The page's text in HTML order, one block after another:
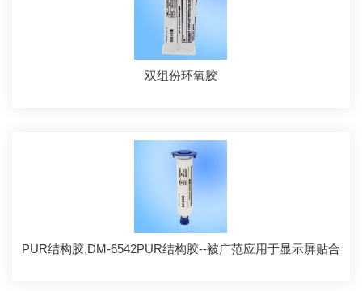
双组份环氧胶
PUR结构胶,DM-6542PUR结构胶--被广范应用于显示屏贴合